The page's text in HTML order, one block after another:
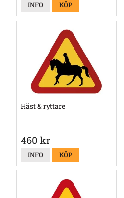
INFO KÖP
Häst & ryttare
460 kr
INFO KÖP